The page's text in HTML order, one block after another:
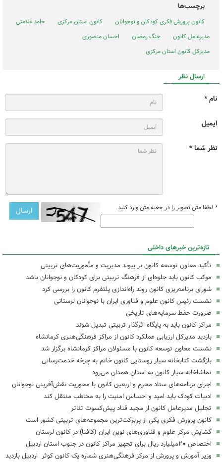
برچسب‌ها
کانون پرورش فکری کودکان و نوجوانان کانون استان مرکزی
حامد علامتی
مدیرعامل کانون
جنگ رمضان
احسان منصوری
مدیرکل کانون استان مرکزی
ارسال نظر
نام *
ایمیل
نظر شما *
* لطفا متن تصویر را در جعبه متن وارد کنید
تازه‌ترین خبرهای داخلی
تأکید معاون توسعه کانون بر پیوند مدیریت و مأموریت‌های تربیتی
موکب کانون باید جلوه‌ای از فرهنگ تربیتی برای کودکان و نوجوانان باشد
شورای برنامه‌ریزی کانون روند راه‌اندازی پلتفرم کانون را بررسی کرد
نشست رئیس کانون علوم و فناوری ایران با نوجوانان لرستانی
ضرورت حفظ سرمایه‌های تاریخی
مراکز کانون باید به پایگاه اثرگذار تربیتی تبدیل شوند
بازدید مدیرکل ارزیابی عملکرد کانون از مراکز فرهنگی‌هنری کرمانشاه
نشست معاون توسعه کانون با مسئولان مراکز کرمانشاه برگزار شد
بازگشت کتابخانه سیار روستایی کانون خاتم به چرخه خدمت‌رسانی
تماشاخانه سیار کانون به استان همدان می‌رود
اجرای برنامه‌های ستاد محرم و اربعین کانون با محوریت نقش‌آفرینی نوجوانان
ادبیات کودک باید امید و احساس امنیت را به مخاطب منتقل کند
تجلیل مدیرعامل کانون از مجید قناد پیش‌کسوت تئاتر
کانون پرورش فکری یکی از پربرکت‌ترین مجموعه‌های تربیتی کشور است
گشایش مرکز علوم و فناوری‌های نوین ایران (کافنا) در کانون لرستان
اختصاص ۲۰میلیارد ریال برای تجهیز مراکز کانون در جنوب استان اردبیل
وزیر آموزش و پرورش از مرکز فرهنگی‌هنری شماره یک کانون کوثر اردبیل بازدید